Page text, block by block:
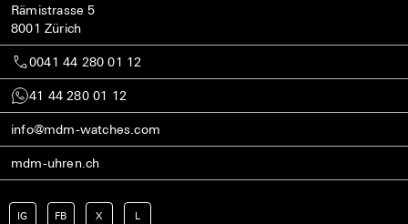
Rämistrasse 5
8001 Zürich
0041 44 280 01 12
41 44 280 01 12
info@mdm-watches.com
mdm-uhren.ch
IG FB X L